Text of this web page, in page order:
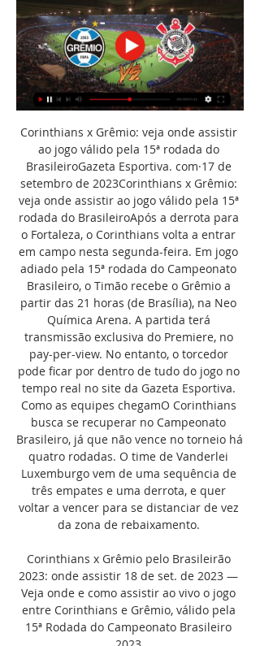
Corinthians x Grêmio: veja onde assistir
ao jogo válido pela 15ª rodada do
BrasileiroGazeta Esportiva. com·17 de
setembro de 2023Corinthians x Grêmio:
veja onde assistir ao jogo válido pela 15ª
rodada do BrasileiroApós a derrota para
o Fortaleza, o Corinthians volta a entrar
em campo nesta segunda-feira. Em jogo
adiado pela 15ª rodada do Campeonato
Brasileiro, o Timão recebe o Grêmio a
partir das 21 horas (de Brasília), na Neo
Química Arena. A partida terá
transmissão exclusiva do Premiere, no
pay-per-view. No entanto, o torcedor
pode ficar por dentro de tudo do jogo no
tempo real no site da Gazeta Esportiva.
Como as equipes chegamO Corinthians
busca se recuperar no Campeonato
Brasileiro, já que não vence no torneio há
quatro rodadas. O time de Vanderlei
Luxemburgo vem de uma sequência de
três empates e uma derrota, e quer
voltar a vencer para se distanciar de vez
da zona de rebaixamento.
Corinthians x Grêmio pelo Brasileirão
2023: onde assistir 18 de set. de 2023 —
Veja onde e como assistir ao vivo o jogo
entre Corinthians e Grêmio, válido pela
15ª Rodada do Campeonato Brasileiro